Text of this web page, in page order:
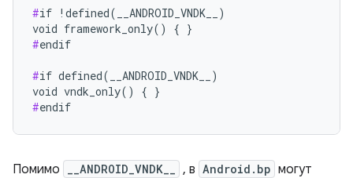
#if !defined(__ANDROID_VNDK__)
#endif
#if defined(__ANDROID_VNDK__)
#endif
Помимо __ANDROID_VNDK__ , в Android.bp могут